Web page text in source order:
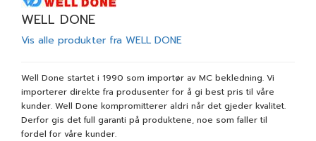
WELL DONE
Vis alle produkter fra WELL DONE
Well Done startet i 1990 som importør av MC bekledning. Vi
importerer direkte fra produsenter for å gi best pris til våre
kunder. Well Done kompromitterer aldri når det gjeder kvalitet.
Derfor gis det full garanti på produktene, noe som faller til
fordel for våre kunder.